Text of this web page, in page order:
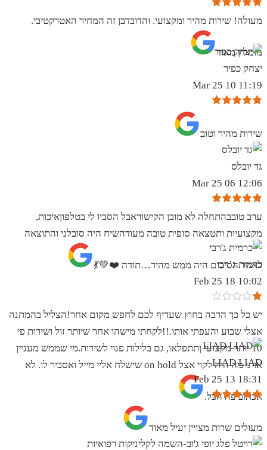
מעולה! שירות מהיר ומקצועי. והדובדבן זה המחיר האטרקטיבי.
מומלץ מאוד
יצחק כפיר
11:19 10 Mar 25
שירות מהיר וטוב
גד יובלס
12:06 06 Mar 25
ערב טובבהתחלה לא מובן הקישוראבל הסביו לי בטלפוןאיכות,
מקצועיות ותטצאה סופית טובה מעודהשיח היה סובלני והתוצאה
לאחר הסיכום היה ממש מהיר…תודה ❤️💚💃
כרמית ג’רבי
10:02 18 Feb 25
יש כל כך הרבה בחוץ שעדיף לכם לחפש מקום אחר!הצליל בהמתנה
אצלי שבוע והעפתי אותו.!!לקחתי מישהו אחר שיותר זול ושירות פי
10 יותר מקצועי ןתתפלאו, גם בלילות פנוי לשירות.מי שממש מעניין
אותו מה היה לקוי אצל on hold שישלח אליי מייל ואסביר לו. לא
אכתוב פה הכל.
LIAD LIAD
18:31 13 Feb 25
מעולים שרות מצויין יעיל מאוד